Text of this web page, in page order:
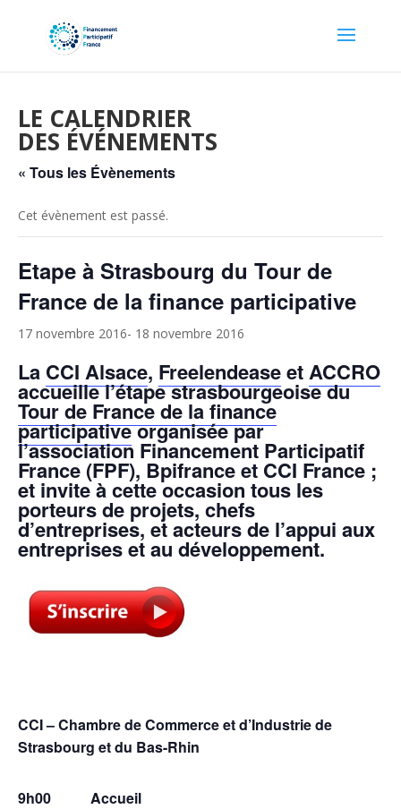
LE CALENDRIER
DES ÉVÉNEMENTS
« Tous les Évènements
Cet évènement est passé.
Etape à Strasbourg du Tour de
France de la finance participative
17 novembre 2016- 18 novembre 2016
La CCI Alsace, FreelendeaseetACCRO
accueille l’étape strasbourgeoise du
Tour de France de la finance
participativeorganisée par
l’association Financement Participatif
France (FPF), Bpifranceet CCI France ;
et invite à cette occasion tous les
porteurs de projets, chefs
d’entreprises, et acteurs de l’appui aux
entreprises et au développement.
CCI – Chambre de Commerce et d’Industrie de
Strasbourg et du Bas-Rhin
9h00 Accueil